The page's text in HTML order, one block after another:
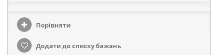
Порівняти
Додати до списку бажань